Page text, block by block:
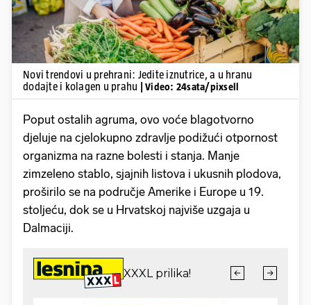
Novi trendovi u prehrani: Jedite iznutrice, a u hranu
dodajte i kolagen u prahu
| Video: 24sata/pixsell
Poput ostalih agruma, ovo voće blagotvorno
djeluje na cjelokupno zdravlje podižući otpornost
organizma na razne bolesti i stanja. Manje
zimzeleno stablo, sjajnih listova i ukusnih plodova,
proširilo se na područje Amerike i Europe u 19.
stoljeću, dok se u Hrvatskoj najviše uzgaja u
Dalmaciji.